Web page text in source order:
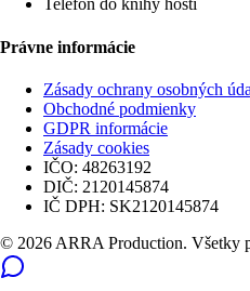
Telefón do knihy hostí
Právne informácie
Zásady ochrany osobných
Obchodné podmienky
GDPR informácie
Zásady cookies
IČO: 48263192
DIČ: 2120145874
IČ DPH: SK2120145874
© 2026 ARRA Production. Všetky